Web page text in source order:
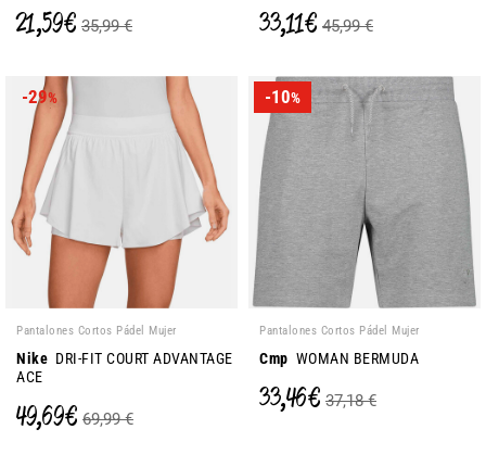
21,59 € 35,99 € 33,11 € 45,99 €
-29%
Pantalones Cortos Pádel Mujer
Nike DRI-FIT COURT ADVANTAGE
ACE
49,69 € 69,99 €
-10%
Pantalones Cortos Pádel Mujer
Cmp WOMAN BERMUDA
33,46 € 37,18 €